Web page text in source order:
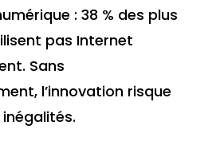
: 38 % des plus
pas Internet
Sans
l’innovation risque